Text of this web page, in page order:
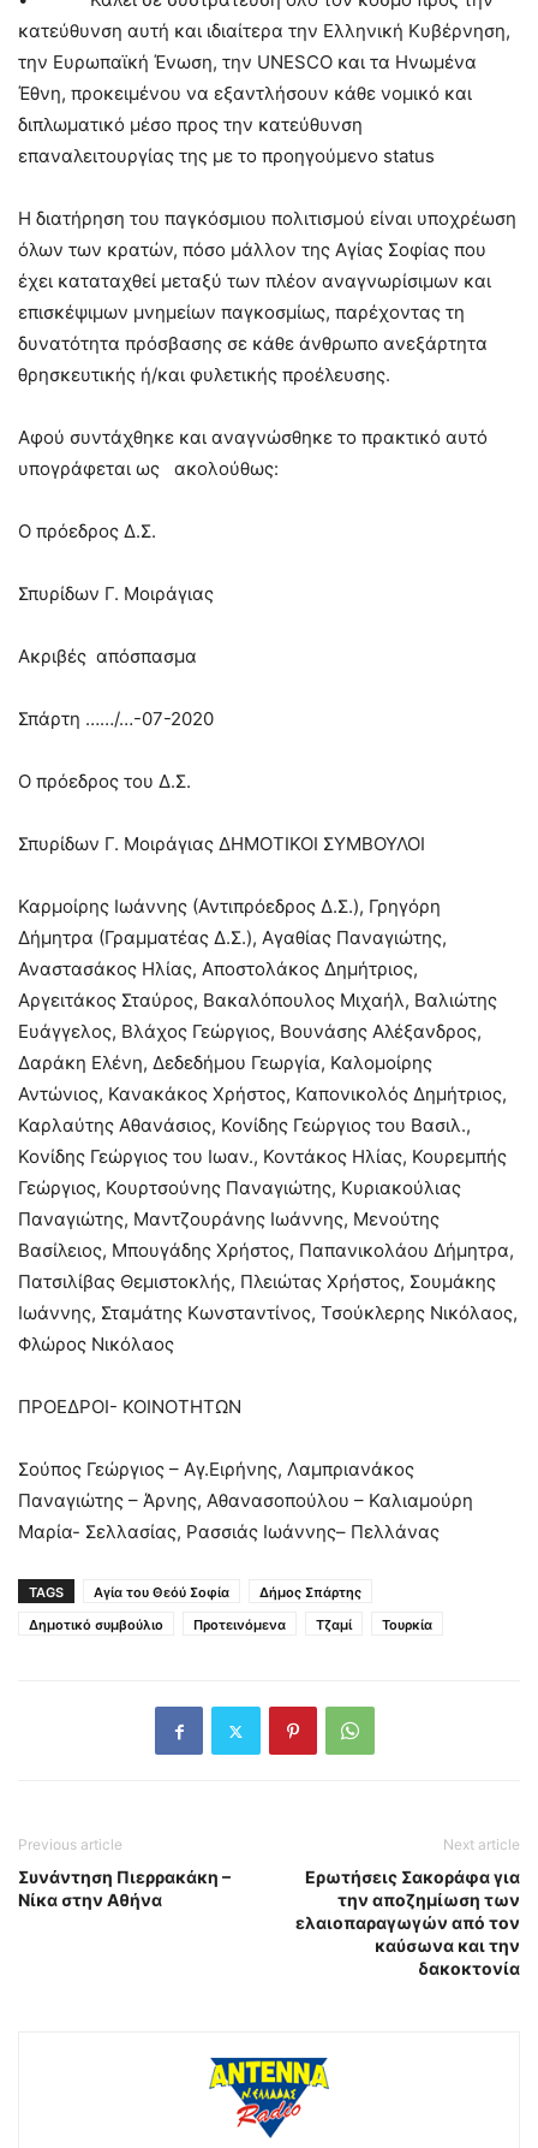
κατεύθυνση αυτή και ιδιαίτερα την Ελληνική Κυβέρνηση,
την Ευρωπαϊκή Ένωση, την UNESCO και τα Ηνωμένα
Έθνη, προκειμένου να εξαντλήσουν κάθε νομικό και
διπλωματικό μέσο προς την κατεύθυνση
επαναλειτουργίας της με το προηγούμενο status
Η διατήρηση του παγκόσμιου πολιτισμού είναι υποχρέωση
όλων των κρατών, πόσο μάλλον της Αγίας Σοφίας που
έχει καταταχθεί μεταξύ των πλέον αναγνωρίσιμων και
επισκέψιμων μνημείων παγκοσμίως, παρέχοντας τη
δυνατότητα πρόσβασης σε κάθε άνθρωπο ανεξάρτητα
θρησκευτικής ή/και φυλετικής προέλευσης.
Αφού συντάχθηκε και αναγνώσθηκε το πρακτικό αυτό
υπογράφεται ως ακολούθως:
Ο πρόεδρος Δ.Σ.
Σπυρίδων Γ. Μοιράγιας
Ακριβές απόσπασμα
Σπάρτη ……/…-07-2020
Ο πρόεδρος του Δ.Σ.
Σπυρίδων Γ. Μοιράγιας ΔΗΜΟΤΙΚΟΙ ΣΥΜΒΟΥΛΟΙ
Καρμοίρης Ιωάννης (Αντιπρόεδρος Δ.Σ.), Γρηγόρη
Δήμητρα (Γραμματέας Δ.Σ.), Αγαθίας Παναγιώτης,
Αναστασάκος Ηλίας, Αποστολάκος Δημήτριος,
Αργειτάκος Σταύρος, Βακαλόπουλος Μιχαήλ, Βαλιώτης
Ευάγγελος, Βλάχος Γεώργιος, Βουνάσης Αλέξανδρος,
Δαράκη Ελένη, Δεδεδήμου Γεωργία, Καλομοίρης
Αντώνιος, Κανακάκος Χρήστος, Καπονικολός Δημήτριος,
Καρλαύτης Αθανάσιος, Κονίδης Γεώργιος του Βασιλ.,
Κονίδης Γεώργιος του Ιωαν., Κοντάκος Ηλίας, Κουρεμπής
Γεώργιος, Κουρτσούνης Παναγιώτης, Κυριακούλιας
Παναγιώτης, Μαντζουράνης Ιωάννης, Μενούτης
Βασίλειος, Μπουγάδης Χρήστος, Παπανικολάου Δήμητρα,
Πατσιλίβας Θεμιστοκλής, Πλειώτας Χρήστος, Σουμάκης
Ιωάννης, Σταμάτης Κωνσταντίνος, Τσούκλερης Νικόλαος,
Φλώρος Νικόλαος
ΠΡΟΕΔΡΟΙ- ΚΟΙΝΟΤΗΤΩΝ
Σούπος Γεώργιος – Αγ.Ειρήνης, Λαμπριανάκος
Παναγιώτης – Άρνης, Αθανασοπούλου – Καλιαμούρη
Μαρία- Σελλασίας, Ρασσιάς Ιωάννης– Πελλάνας
TAGS Αγία του Θεόύ Σοφία
Δήμος Σπάρτης
Δημοτικό συμβούλιο
Προτεινόμενα Τζαμί Τουρκία
Previous article
Συνάντηση Πιερρακάκη –
Νίκα στην Αθήνα
Next article
Ερωτήσεις Σακοράφα για
την αποζημίωση των
ελαιοπαραγωγών από τον
καύσωνα και την
δακοκτονία